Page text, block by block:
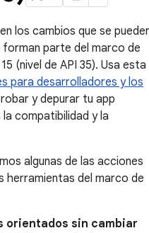
los cambios que se
parte del marco de
(nivel de API 35). Usa esta
para desarrolladores y los
y depurar tu app
compatibilidad y la
algunas de las acciones
herramientas del marco de
orientados sin cambiar